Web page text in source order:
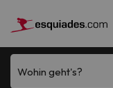
Wohin geht's?